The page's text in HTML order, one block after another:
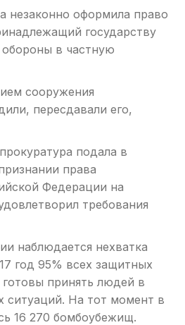
незаконно оформила право
государству
в частную
сооружения
пересдавали его,
подала в
права
Федерации на
требования
наблюдается нехватка
год 95% всех защитных
принять людей в
ситуаций. На тот момент в
16 270 бомбоубежищ.